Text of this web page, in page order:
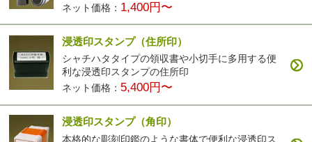
ネット価格： 1,400円〜
浸透印スタンプ（住所印）
シャチハタタイプの領収書や小切手に多用する便
利な浸透印スタンプの住所印
ネット価格： 5,400円〜
浸透印スタンプ（角印）
本格的な彫刻印鑑のような書体で便利な浸透印ス